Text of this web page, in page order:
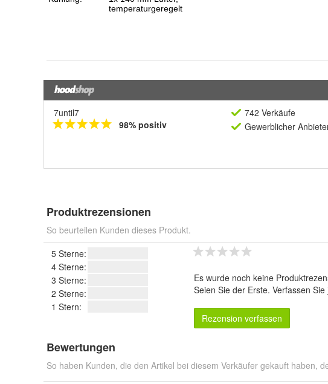
7until7
98% positiv
742 Verkäufe
Gewerblicher
Produktrezensionen
So beurteilen Kunden dieses Produkt.
5 Sterne:
4 Sterne:
3 Sterne:
2 Sterne:
1 Stern:
Es wurde noch keine
Seien Sie der Erste. Verfassen
Rezension verfassen
Bewertungen
So haben Kunden, die den Artikel bei diesem Verkäufer gekauft haben,